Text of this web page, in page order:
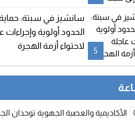
5
سانشيز في سبتة:
الحدود أولوية وإجراءات
لاحتواء أزمة الهجرة
الأكاديمية والعصبة الجهوية توحدان